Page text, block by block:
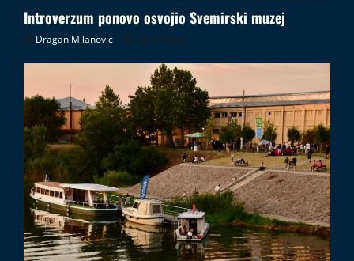
Introverzum ponovo osvojio Svemirski muzej
Dragan Milanović 28.07.2026